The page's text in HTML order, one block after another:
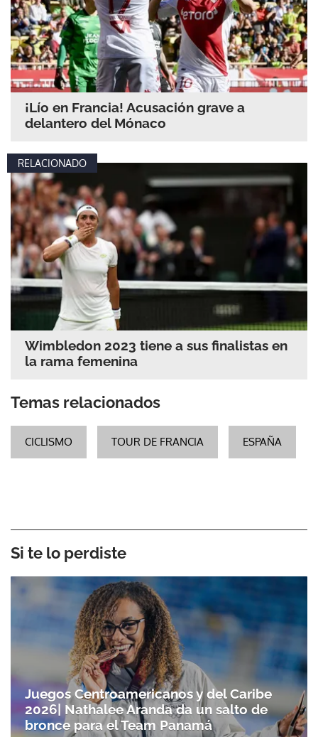
¡Lío en Francia! Acusación grave a
delantero del Mónaco
RELACIONADO
Wimbledon 2023 tiene a sus finalistas en
la rama femenina
Temas relacionados
CICLISMO TOUR DE FRANCIA ESPAÑA
Si te lo perdiste
Juegos Centroamericanos y del Caribe
2026| Nathalee Aranda da un salto de
bronce para el Team Panamá